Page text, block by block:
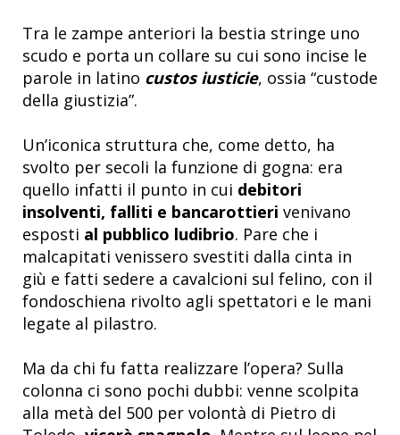
Tra le zampe anteriori la bestia stringe uno
scudo e porta un collare su cui sono incise le
parole in latino custos iusticie, ossia “custode
della giustizia”.
Un’iconica struttura che, come detto, ha
svolto per secoli la funzione di gogna: era
quello infatti il punto in cui debitori
insolventi, falliti e bancarottieri venivano
esposti al pubblico ludibrio. Pare che i
malcapitati venissero svestiti dalla cinta in
giù e fatti sedere a cavalcioni sul felino, con il
fondoschiena rivolto agli spettatori e le mani
legate al pilastro.
Ma da chi fu fatta realizzare l’opera? Sulla
colonna ci sono pochi dubbi: venne scolpita
alla metà del 500 per volontà di Pietro di